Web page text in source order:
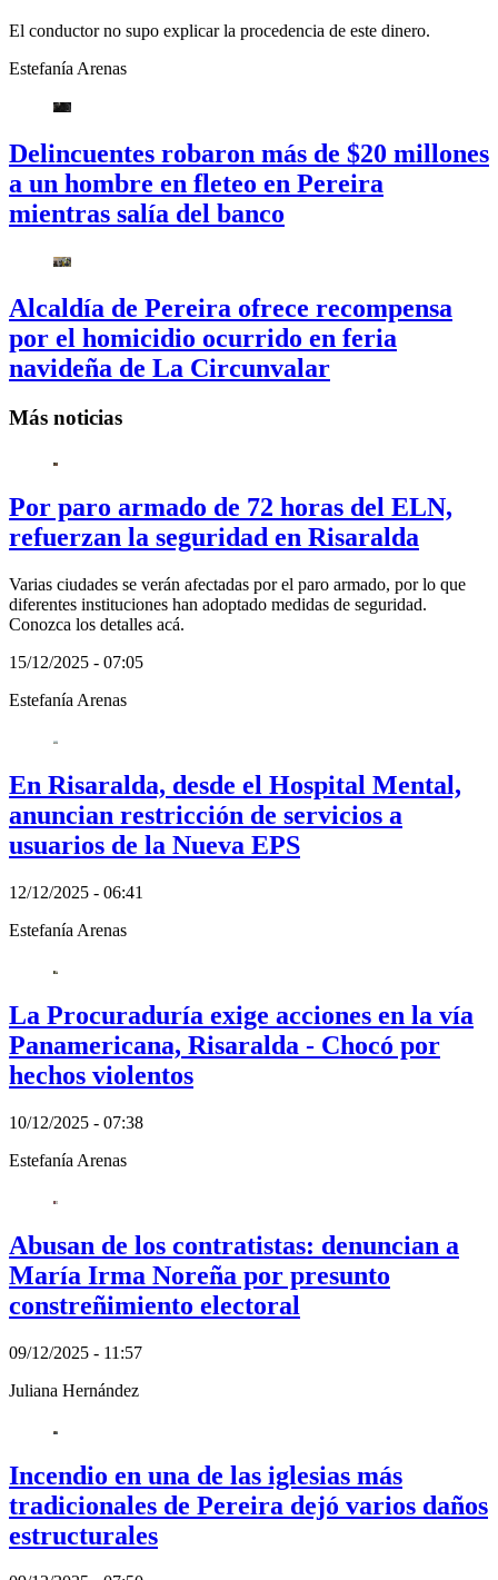
El conductor no supo explicar la procedencia de este dinero.
Estefanía Arenas
Delincuentes robaron más de $20 millones
a un hombre en fleteo en Pereira
mientras salía del banco
Alcaldía de Pereira ofrece recompensa
por el homicidio ocurrido en feria
navideña de La Circunvalar
Más noticias
Por paro armado de 72 horas del ELN,
refuerzan la seguridad en Risaralda
Varias ciudades se verán afectadas por el paro armado, por lo que
diferentes instituciones han adoptado medidas de seguridad.
Conozca los detalles acá.
15/12/2025 - 07:05
Estefanía Arenas
En Risaralda, desde el Hospital Mental,
anuncian restricción de servicios a
usuarios de la Nueva EPS
12/12/2025 - 06:41
Estefanía Arenas
La Procuraduría exige acciones en la vía
Panamericana, Risaralda - Chocó por
hechos violentos
10/12/2025 - 07:38
Estefanía Arenas
Abusan de los contratistas: denuncian a
María Irma Noreña por presunto
constreñimiento electoral
09/12/2025 - 11:57
Juliana Hernández
Incendio en una de las iglesias más
tradicionales de Pereira dejó varios daños
estructurales